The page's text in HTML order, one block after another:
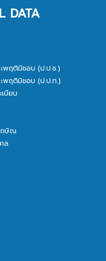
DATA
ะพฤติมิชอบ (ป.ป.ช.)
ะพฤติมิชอบ (ป.ป.ท.)
บียบ
กษิณ
ล